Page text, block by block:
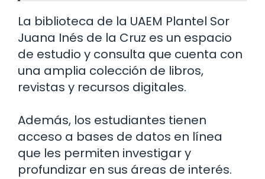
La biblioteca de la UAEM Plantel Sor
Juana Inés de la Cruz es un espacio
de estudio y consulta que cuenta con
una amplia colección de libros,
revistas y recursos digitales.
Además, los estudiantes tienen
acceso a bases de datos en línea
que les permiten investigar y
profundizar en sus áreas de interés.